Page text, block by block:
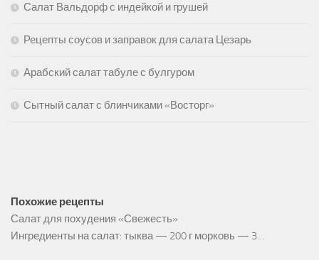
Салат Вальдорф с индейкой и грушей
Рецепты соусов и заправок для салата Цезарь
Арабский салат табуле с булгуром
Сытный салат с блинчиками «Восторг»
Похожие рецепты
Салат для похудения «Свежесть»
Ингредиенты на салат: тыква — 200 г морковь — 3…